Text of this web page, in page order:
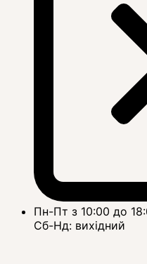
Пн-Пт з 10:00 до
Сб-Нд: вихідний